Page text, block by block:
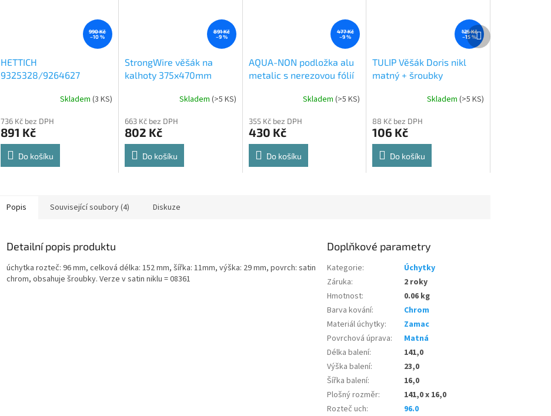
990 Kč
–10 %
HETTICH
9325328/9264627
produktu
je
4,8
5
Skladem (3 KS)
736 Kč bez DPH
891 Kč
Do košíku
891 Kč
–9 %
StrongWire věšák na
kalhoty 375x470mm
produktu
je
4,8
5
Skladem (>5 KS)
663 Kč bez DPH
802 Kč
Do košíku
477 Kč
–9 %
AQUA-NON podložka alu
metalic s nerezovou fólií
produktu
je
4,6
5
Skladem(>5 KS)
355 Kč bez DPH
430 Kč
Do košíku
125 Kč
–15 %
TULIP Věšák Doris nikl
matný + šroubky
produktu
je
5,0
5
Skladem(>5 KS)
88 Kč bez DPH
106 Kč
Do košíku
Další
produkt
Popis Související soubory (4) Diskuze
Detailní popis produktu
úchytka rozteč: 96 mm, celková délka: 152 mm, šířka: 11mm, výška: 29 mm, povrch: satin
chrom, obsahuje šroubky. Verze v satin niklu = 08361
Doplňkové parametry
Kategorie:
Úchytky
Záruka:
2 roky
Hmotnost:
0.06 kg
Barva kování:
Chrom
Materiál úchytky:
Zamac
Povrchová úprava:
Matná
Délka balení:
141,0
Výška balení:
23,0
Šířka balení:
16,0
Plošný rozměr:
141,0 x 16,0
Rozteč uch: 96.0